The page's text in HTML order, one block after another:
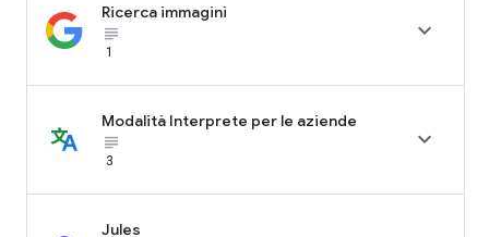
Ricerca immagini
subject_black
1

Modalità Interprete per le aziende
subject_black
3

Jules